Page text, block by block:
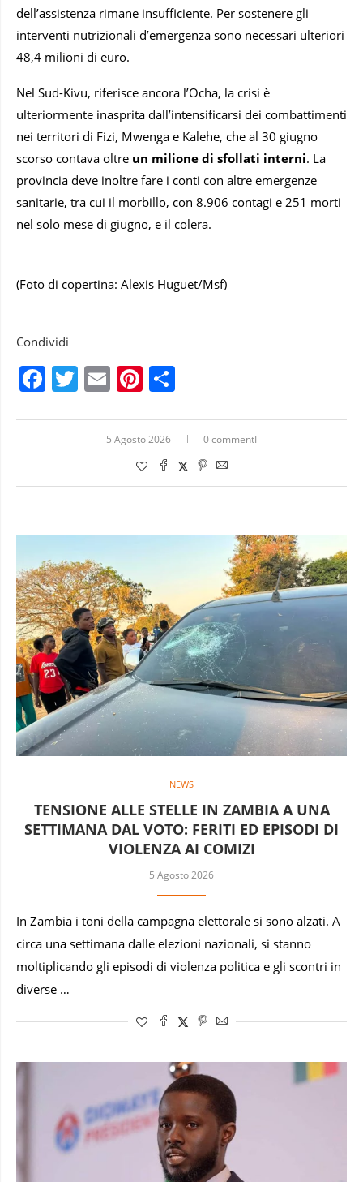
dell’assistenza rimane insufficiente. Per sostenere gli
interventi nutrizionali d’emergenza sono necessari ulteriori
48,4 milioni di euro.
Nel Sud-Kivu, riferisce ancora l’Ocha, la crisi è
ulteriormente inasprita dall’intensificarsi dei combattimenti
nei territori di Fizi, Mwenga e Kalehe, che al 30 giugno
scorso contava oltre un milione di sfollati interni. La
provincia deve inoltre fare i conti con altre emergenze
sanitarie, tra cui il morbillo, con 8.906 contagi e 251 morti
nel solo mese di giugno, e il colera.
(Foto di copertina: Alexis Huguet/Msf)
Condividi
Facebook
Twitter
EmailPinterest
5 Agosto 2026 0 commentI
NEWS
TENSIONE ALLE STELLE IN ZAMBIA A UNA
SETTIMANA DAL VOTO: FERITI ED EPISODI DI
VIOLENZA AI COMIZI
5 Agosto 2026
In Zambia i toni della campagna elettorale si sono alzati. A
circa una settimana dalle elezioni nazionali, si stanno
moltiplicando gli episodi di violenza politica e gli scontri in
diverse …